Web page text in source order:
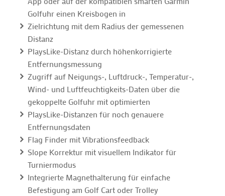
Golfuhr einen Kreisbogen in
Zielrichtung mit dem Radius der gemessenen
Distanz
PlaysLike-Distanz durch höhenkorrigierte
Entfernungsmessung
Zugriff auf Neigungs-, Luftdruck-, Temperatur-,
Wind- und Luftfeuchtigkeits-Daten über die
gekoppelte Golfuhr mit optimierten
PlaysLike-Distanzen für noch genauere
Entfernungsdaten
Flag Finder mit Vibrationsfeedback
Slope Korrektur mit visuellem Indikator für
Turniermodus
Integrierte Magnethalterung für einfache
Befestigung am Golf Cart oder Trolley